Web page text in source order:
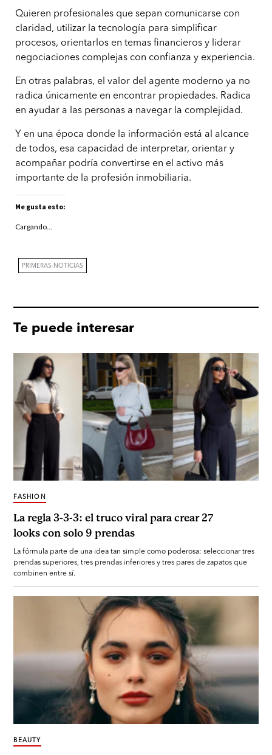
Quieren profesionales que sepan comunicarse con
claridad, utilizar la tecnología para simplificar
procesos, orientarlos en temas financieros y liderar
negociaciones complejas con confianza y experiencia.
En otras palabras, el valor del agente moderno ya no
radica únicamente en encontrar propiedades. Radica
en ayudar a las personas a navegar la complejidad.
Y en una época donde la información está al alcance
de todos, esa capacidad de interpretar, orientar y
acompañar podría convertirse en el activo más
importante de la profesión inmobiliaria.
Me gusta esto:
Cargando...
PRIMERAS-NOTICIAS
Te puede interesar
La regla 3-3-3: el truco viral para crear 27
looks con solo 9 prendas
FASHION
La fórmula parte de una idea tan simple como poderosa: seleccionar tres
prendas superiores, tres prendas inferiores y tres pares de zapatos que
combinen entre sí.
BEAUTY